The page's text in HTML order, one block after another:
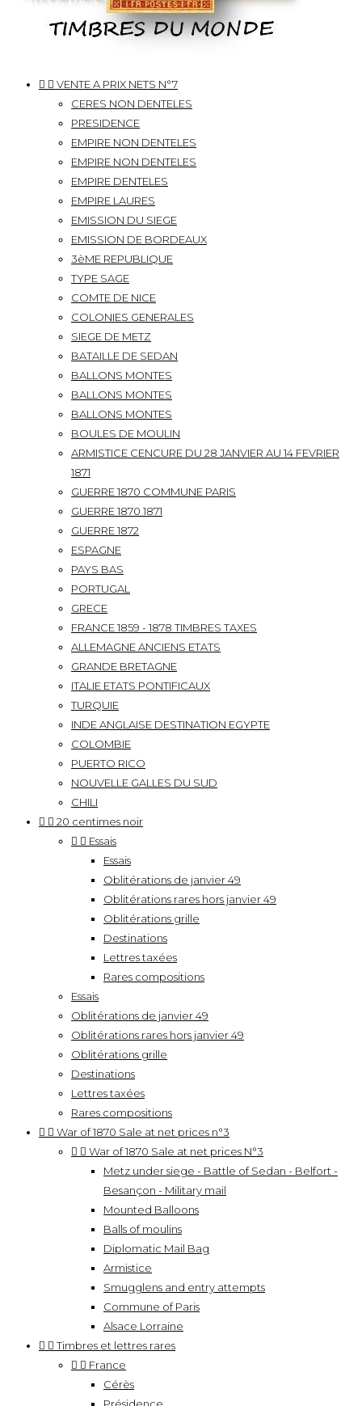
  VENTE A PRIX NETS N°7
CERES NON DENTELES
PRESIDENCE
EMPIRE NON DENTELES
EMPIRE NON DENTELES
EMPIRE DENTELES
EMPIRE LAURES
EMISSION DU SIEGE
EMISSION DE BORDEAUX
3èME REPUBLIQUE
TYPE SAGE
COMTE DE NICE
COLONIES GENERALES
SIEGE DE METZ
BATAILLE DE SEDAN
BALLONS MONTES
BALLONS MONTES
BALLONS MONTES
BOULES DE MOULIN
ARMISTICE CENCURE DU 28 JANVIER AU 14 FEVRIER
1871
GUERRE 1870 COMMUNE PARIS
GUERRE 1870 1871
GUERRE 1872
ESPAGNE
PAYS BAS
PORTUGAL
GRECE
FRANCE 1859 - 1878 TIMBRES TAXES
ALLEMAGNE ANCIENS ETATS
GRANDE BRETAGNE
ITALIE ETATS PONTIFICAUX
TURQUIE
INDE ANGLAISE DESTINATION EGYPTE
COLOMBIE
PUERTO RICO
NOUVELLE GALLES DU SUD
CHILI
  20 centimes noir
  Essais
Essais
Oblitérations de janvier 49
Oblitérations rares hors janvier 49
Oblitérations grille
Destinations
Lettres taxées
Rares compositions
Essais
Oblitérations de janvier 49
Oblitérations rares hors janvier 49
Oblitérations grille
Destinations
Lettres taxées
Rares compositions
  War of 1870 Sale at net prices n°3
  War of 1870 Sale at net prices N°3
Metz under siege - Battle of Sedan - Belfort -
Besançon - Military mail
Mounted Balloons
Balls of moulins
Diplomatic Mail Bag
Armistice
Smugglens and entry attempts
Commune of Paris
Alsace Lorraine
  Timbres et lettres rares
  France
Cérès